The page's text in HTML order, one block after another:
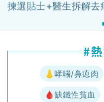
揀選貼士+醫生拆解去
👃哮喘/鼻瘜肉
🩸缺鐵性貧血